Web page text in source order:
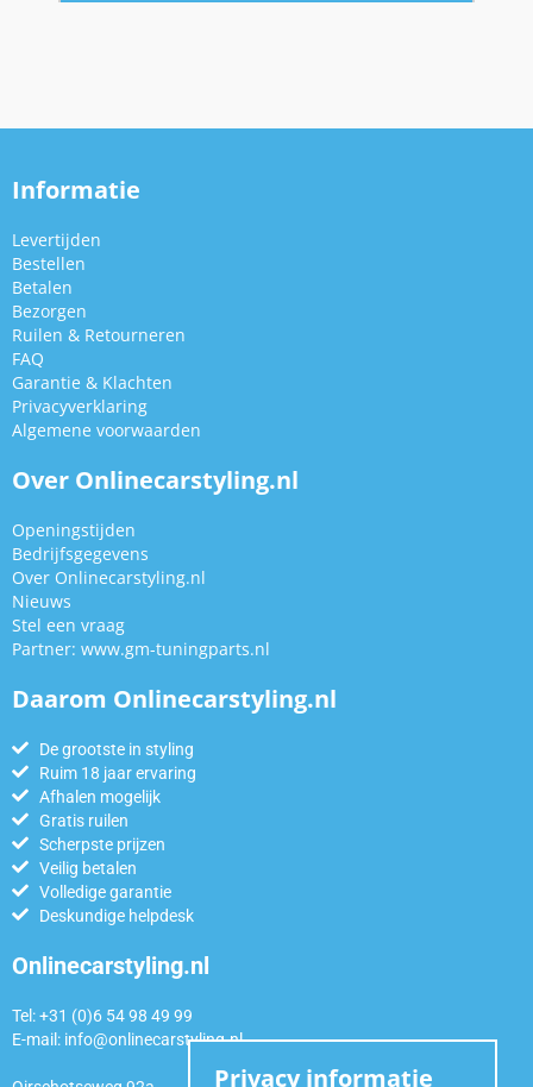
Informatie
Levertijden
Bestellen
Betalen
Bezorgen
Ruilen & Retourneren
FAQ
Garantie & Klachten
Privacyverklaring
Algemene voorwaarden
Over Onlinecarstyling.nl
Openingstijden
Bedrijfsgegevens
Over Onlinecarstyling.nl
Nieuws
Stel een vraag
Partner: www.gm-tuningparts.nl
Daarom Onlinecarstyling.nl
De grootste in styling
Ruim 18 jaar ervaring
Afhalen mogelijk
Gratis ruilen
Scherpste prijzen
Veilig betalen
Volledige garantie
Deskundige helpdesk
Onlinecarstyling.nl
Tel: +31 (0)6 54 98 49 99
E-mail: info@onlinecarstyling.nl
Privacy informatie